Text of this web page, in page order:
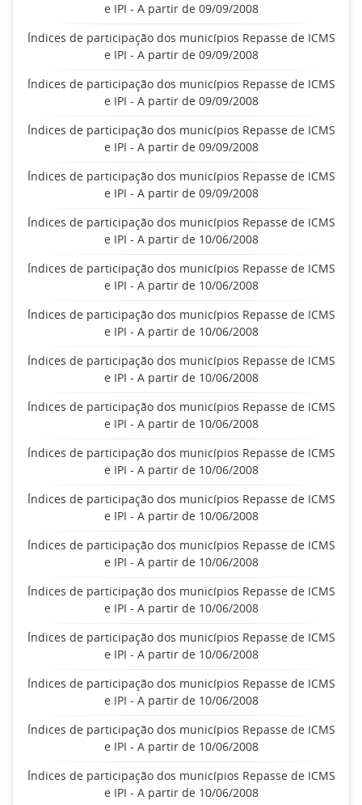
e IPI - A partir de 09/09/2008
Índices de participação dos municípios Repasse de ICMS
e IPI - A partir de 09/09/2008
Índices de participação dos municípios Repasse de ICMS
e IPI - A partir de 09/09/2008
Índices de participação dos municípios Repasse de ICMS
e IPI - A partir de 09/09/2008
Índices de participação dos municípios Repasse de ICMS
e IPI - A partir de 09/09/2008
Índices de participação dos municípios Repasse de ICMS
e IPI - A partir de 10/06/2008
Índices de participação dos municípios Repasse de ICMS
e IPI - A partir de 10/06/2008
Índices de participação dos municípios Repasse de ICMS
e IPI - A partir de 10/06/2008
Índices de participação dos municípios Repasse de ICMS
e IPI - A partir de 10/06/2008
Índices de participação dos municípios Repasse de ICMS
e IPI - A partir de 10/06/2008
Índices de participação dos municípios Repasse de ICMS
e IPI - A partir de 10/06/2008
Índices de participação dos municípios Repasse de ICMS
e IPI - A partir de 10/06/2008
Índices de participação dos municípios Repasse de ICMS
e IPI - A partir de 10/06/2008
Índices de participação dos municípios Repasse de ICMS
e IPI - A partir de 10/06/2008
Índices de participação dos municípios Repasse de ICMS
e IPI - A partir de 10/06/2008
Índices de participação dos municípios Repasse de ICMS
e IPI - A partir de 10/06/2008
Índices de participação dos municípios Repasse de ICMS
e IPI - A partir de 10/06/2008
Índices de participação dos municípios Repasse de ICMS
e IPI - A partir de 10/06/2008